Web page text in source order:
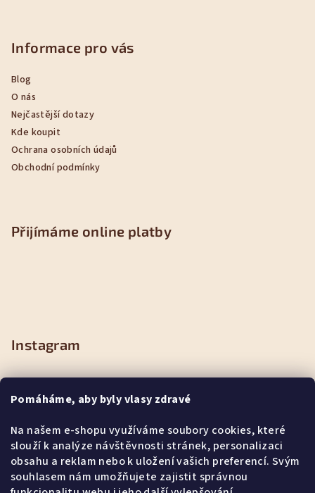
Pomáháme, aby byly vlasy zdravé
Na našem e-shopu využíváme soubory cookies, které
slouží k analýze návštěvnosti stránek, personalizaci
obsahu a reklam nebo k uložení vašich preferencí. Svým
souhlasem nám umožňujete zajistit správnou
Informace pro vás
Blog
O nás
Nejčastější dotazy
Kde koupit
Ochrana osobních údajů
Obchodní podmínky
Přijímáme online platby
Instagram